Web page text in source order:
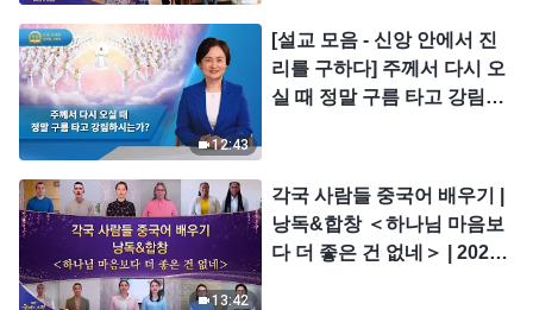
12:43
[설교 모음 - 신앙 안에서 진
리를 구하다] 주께서 다시 오
실 때 정말 구름 타고 강림하
13:42
각국 사람들 중국어 배우기 |
낭독&합창 ＜하나님 마음보
다 더 좋은 건 없네＞ | 2026